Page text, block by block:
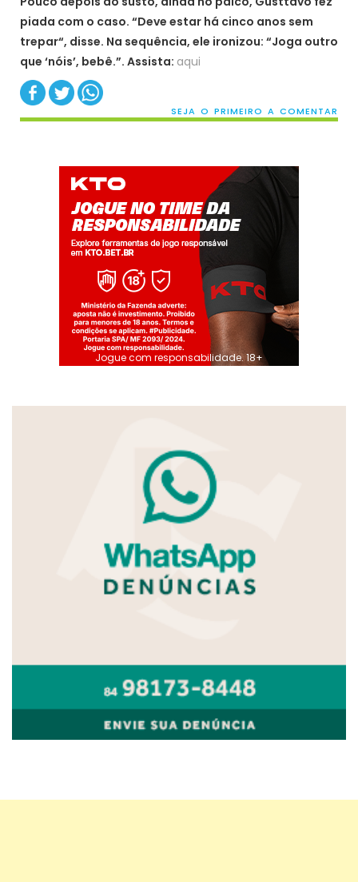
piada com o caso. “Deve estar há cinco anos sem
trepar“, disse. Na sequência, ele ironizou: “Joga outro
que ‘nóis’, bebê.”. Assista: aqui
SEJA O PRIMEIRO A COMENTAR
Jogue com responsabilidade. 18+